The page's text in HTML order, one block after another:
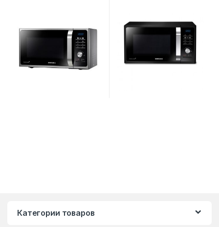
Категории товаров